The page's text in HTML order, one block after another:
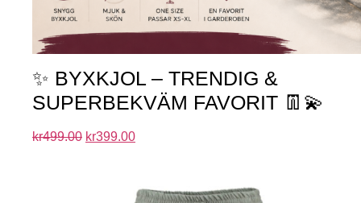
✨ BYXKJOL – TRENDIG &
SUPERBEKVÄM FAVORIT 👖💫
kr499.00 kr399.00